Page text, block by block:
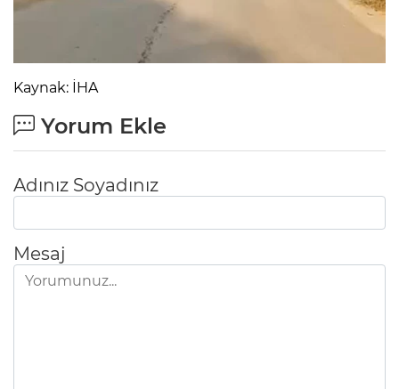
Kaynak: İHA
Yorum Ekle
Adınız Soyadınız
Mesaj